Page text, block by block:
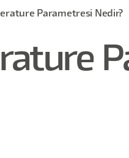
Parametresi Nedir?